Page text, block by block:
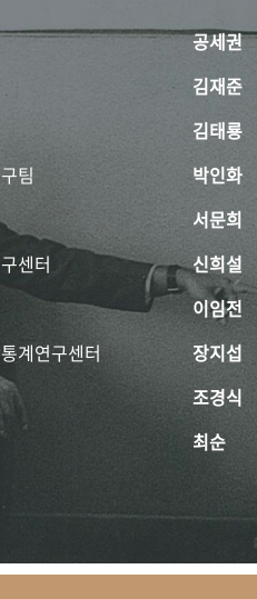
공세권
김재준
김태룡
팀 박인화
서문희
센터 신희설
이임전
계연구센터 장지섭
조경식
최순